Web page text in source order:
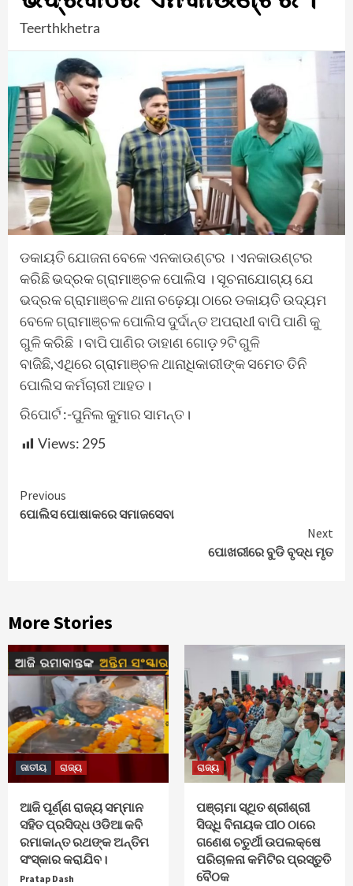
Teerthkhetra
ଡକାୟତି ଯୋଜନା ବେଳେ ଏନକାଉଣ୍ଟର । ଏନକାଉଣ୍ଟର
କରିଛି ଭଦ୍ରକ ଗ୍ରାମାଞ୍ଚଳ ପୋଲିସ । ସୂଚନାଯୋଗ୍ୟ ଯେ
ଭଦ୍ରକ ଗ୍ରାମାଞ୍ଚଳ ଥାନା ଚଢ଼େୟା ଠାରେ ଡକାୟତି ଉଦ୍ୟମ
ବେଳେ ଗ୍ରାମାଞ୍ଚଳ ପୋଲିସ ଦୁର୍ଦାନ୍ତ ଅପରାଧୀ ବାପି ପାଣି କୁ
ଗୁଳି କରିଛି । ବାପି ପାଣିର ଡାହାଣ ଗୋଡ଼ ୨ଟି ଗୁଳି
ବାଜିଛି,ଏଥିରେ ଗ୍ରାମାଞ୍ଚଳ ଥାନାଧିକାରୀଙ୍କ ସମେତ ତିନି
ପୋଲିସ କର୍ମଚାରୀ ଆହତ।
ରିପୋର୍ଟ :-ପୁନିଲ କୁମାର ସାମନ୍ତ।
Views: 295
Continue
Reading
Previous
ପୋଲିସ ପୋଷାକରେ ସମାଜସେବା
Next
ପୋଖରୀରେ ବୁଡି ବୃଦ୍ଧ ମୃତ
More Stories
ଜାତୀୟ ରାଜ୍ୟ
ଆଜି ପୂର୍ଣ୍ଣ ରାଜ୍ୟ ସମ୍ମାନ
ସହିତ ପ୍ରସିଦ୍ଧ ଓଡିଆ କବି
ରମାକାନ୍ତ ରଥଙ୍କ ଅନ୍ତିମ
ସଂସ୍କାର କରାଯିବ।
Pratap Dash
ରାଜ୍ୟ
ପଞ୍ଚାମା ସ୍ଥିତ ଶ୍ରୀଶ୍ରୀ
ସିଦ୍ଧି ବିନାୟକ ପୀଠ ଠାରେ
ଗଣେଶ ଚତୁର୍ଥୀ ଉପଲକ୍ଷେ
ପରିଚାଳନା କମିଟିର ପ୍ରସ୍ତୁତି
ବୈଠକ